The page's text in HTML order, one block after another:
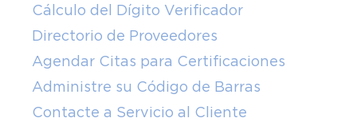
Cálculo del Dígito Verificador
Directorio de Proveedores
Agendar Citas para Certificaciones
Administre su Código de Barras
Contacte a Servicio al Cliente